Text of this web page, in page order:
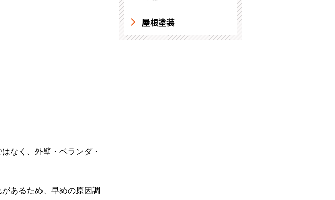
なく、外壁・ベランダ・
あるため、早めの原因調
屋根塗装